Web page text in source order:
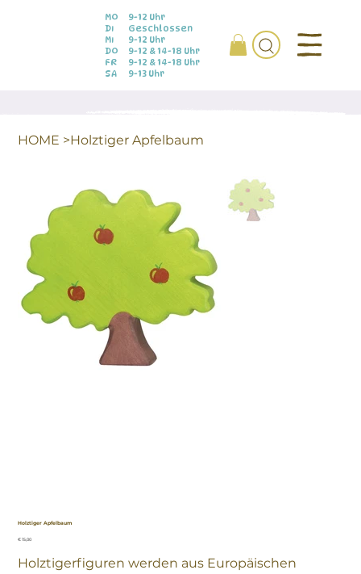
MO
DI
MI
DO
FR
SA
9-12 Uhr
Geschlossen
9-12 Uhr
9-12 & 14-18 Uhr
9-12 & 14-18 Uhr
9-13 Uhr
HOME >Holztiger Apfelbaum
Holztiger Apfelbaum
Preis
€ 15,00
Holztigerfiguren werden aus Europäischen